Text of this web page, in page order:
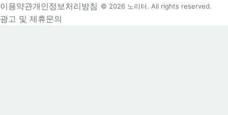
이용약관개인정보처리방침
광고 및 제휴문의
© 2026 노리터. All rights reserved.